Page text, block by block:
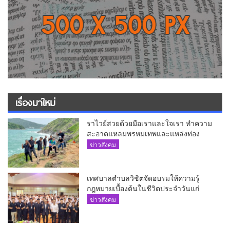
เรื่องมาใหม่
ราไวย์สวยด้วยมือเราและใจเรา ทำความ
สะอาดแหลมพรหมเทพและแหล่งท่อง
เที่ยว
ข่าวสังคม
เทศบาลตำบลวิชิตจัดอบรมให้ความรู้
กฎหมายเบื้องต้นในชีวิตประจำวันแก่
เยาวชน
ข่าวสังคม